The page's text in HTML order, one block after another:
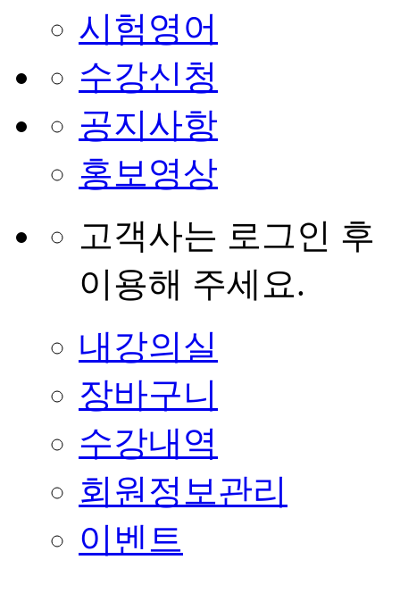
시험영어
수강신청
공지사항
홍보영상
고객사는 로그인 후
이용해 주세요.
내강의실
장바구니
수강내역
회원정보관리
이벤트